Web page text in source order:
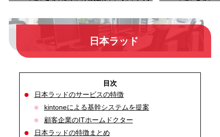
日本ラッド
日本ラッドのサービスの特徴
kintoneによる基幹システムを提案
顧客企業のITホームドクター
日本ラッドの特徴まとめ